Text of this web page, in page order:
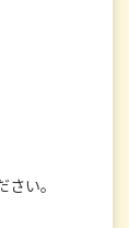
さい。